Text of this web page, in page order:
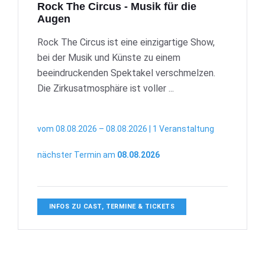
Rock The Circus - Musik für die
Augen
Rock The Circus ist eine einzigartige Show,
bei der Musik und Künste zu einem
beeindruckenden Spektakel verschmelzen.
Die Zirkusatmosphäre ist voller ...
vom 08.08.2026 – 08.08.2026 | 1 Veranstaltung
nächster Termin am 08.08.2026
INFOS ZU CAST, TERMINE & TICKETS